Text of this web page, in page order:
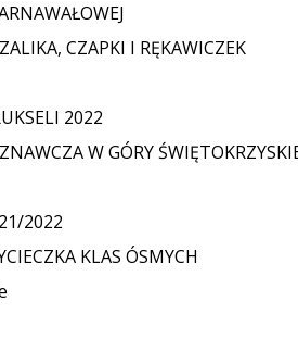
CZAPKI I RĘKAWICZEK
2022
W GÓRY
2022
KLAS ÓSMYCH